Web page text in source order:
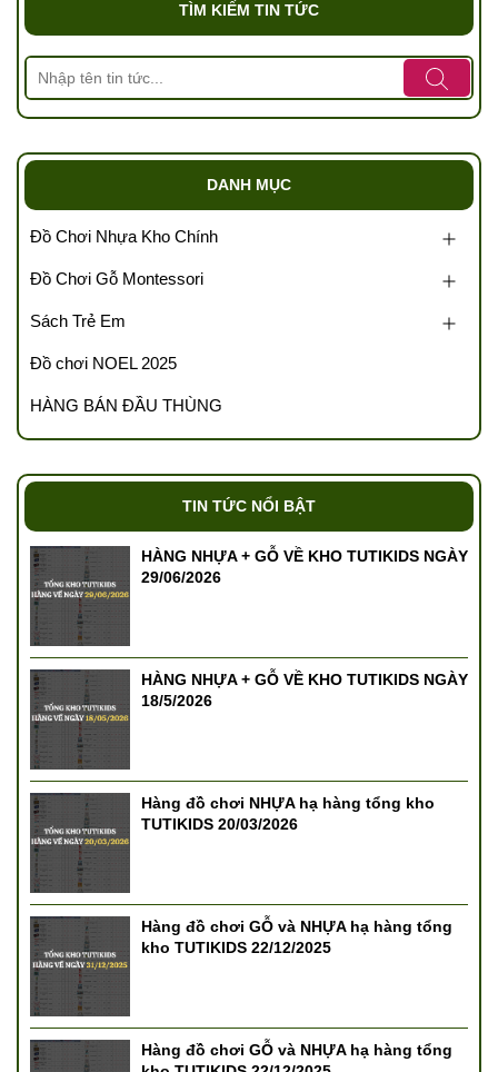
TÌM KIẾM TIN TỨC
DANH MỤC
Đồ Chơi Nhựa Kho Chính
Đồ Chơi Gỗ Montessori
Sách Trẻ Em
Đồ chơi NOEL 2025
HÀNG BÁN ĐẦU THÙNG
TIN TỨC NỔI BẬT
HÀNG NHỰA + GỖ VỀ KHO TUTIKIDS NGÀY
29/06/2026
HÀNG NHỰA + GỖ VỀ KHO TUTIKIDS NGÀY
18/5/2026
Hàng đồ chơi NHỰA hạ hàng tổng kho
TUTIKIDS 20/03/2026
Hàng đồ chơi GỖ và NHỰA hạ hàng tổng
kho TUTIKIDS 22/12/2025
Hàng đồ chơi GỖ và NHỰA hạ hàng tổng